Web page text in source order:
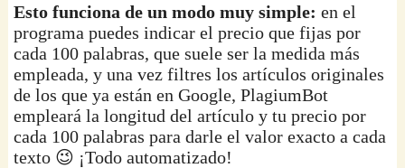
Esto funciona de un modo muy simple: en el
programa puedes indicar el precio que fijas por
cada 100 palabras, que suele ser la medida más
empleada, y una vez filtres los artículos originales
de los que ya están en Google, PlagiumBot
empleará la longitud del artículo y tu precio por
cada 100 palabras para darle el valor exacto a cada
texto 😉 ¡Todo automatizado!